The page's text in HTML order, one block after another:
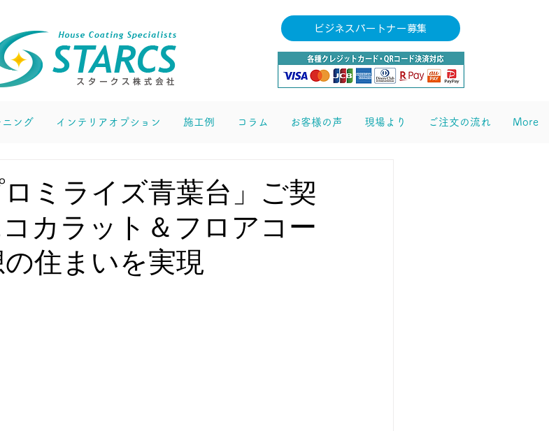
ビジネスパートナー募集
ニング インテリアオプション 施工例 コラム お客様の声 現場より ご注文の流れ More
ロミライズ青葉台」ご契
カラット＆フロアコー
住まいを実現